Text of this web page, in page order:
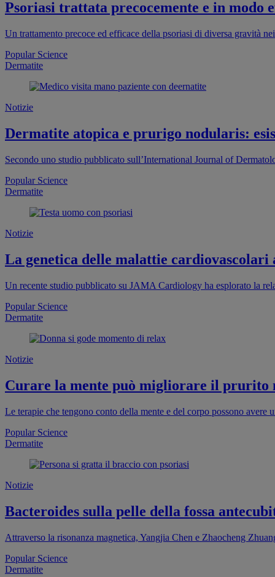
Psoriasi trattata precocemente e in modo
Un trattamento precoce ed efficace della psoriasi di diversa gravità
Popular Science
Dermatite
Notizie
Dermatite atopica e prurigo nodularis:
Secondo uno studio pubblicato sull’International Journal of
Popular Science
Dermatite
Notizie
La genetica delle malattie
Un recente studio pubblicato su JAMA Cardiology ha esplorato la
Popular Science
Dermatite
Notizie
Curare la mente può migliorare il prurito
Le terapie che tengono conto della mente e del corpo possono
Popular Science
Dermatite
Notizie
Bacteroides sulla pelle della fossa
Attraverso la risonanza magnetica, Yangjia Chen e Zhaocheng
Popular Science
Dermatite